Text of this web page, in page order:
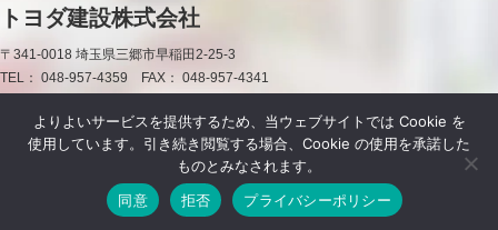
トヨダ建設株式会社
〒341-0018 埼玉県三郷市早稲田2-25-3
TEL： 048-957-4359 FAX： 048-957-4341
0120-50-7660
お問合わせ 資料請求
Powered by DJCOM Inc.
よりよいサービスを提供するため、当ウェブサイトでは Cookie を
使用しています。引き続き閲覧する場合、Cookie の使用を承諾した
ものとみなされます。
同意
拒否 プライバシーポリシー